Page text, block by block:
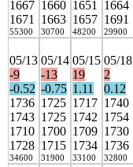
1667
1671
55300
1660
1663
30700
1651
1657
48200
1664
1691
29900
05/13
-9
-0.52
1736
1743
1710
1728
34600
05/14
-13
-0.75
1725
1725
1700
1715
31900
05/15
19
1.11
1717
1742
1709
1734
33100
05/18
2
0.12
1740
1754
1730
1736
32800